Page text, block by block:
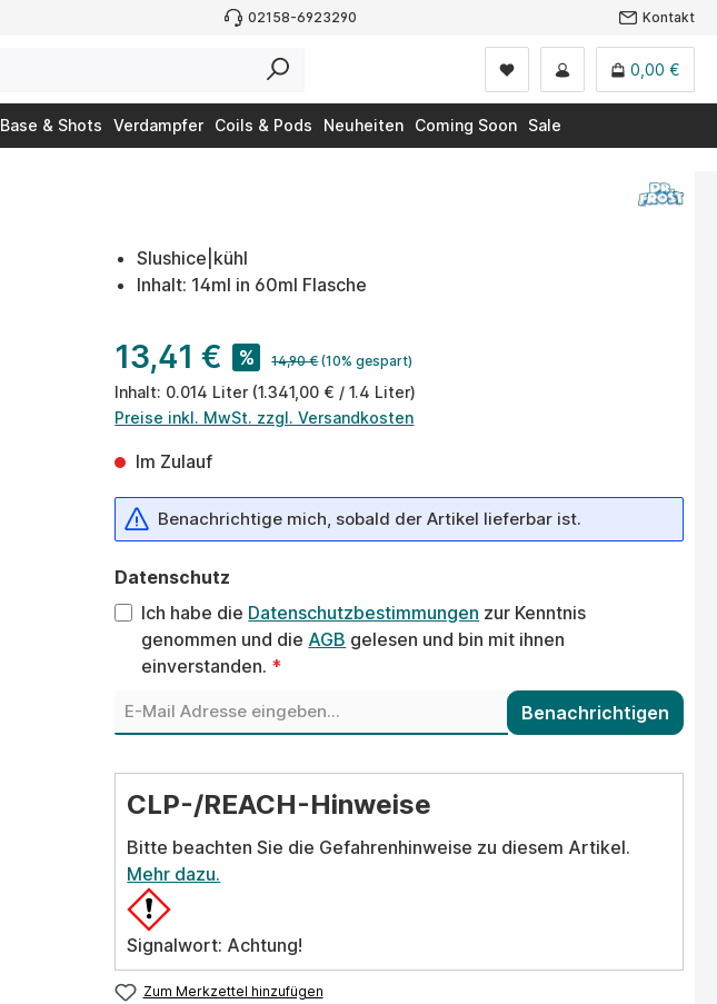
02158-6923290 Kontakt
0,00 €
Base & Shots Verdampfer Coils & Pods Neuheiten Coming Soon
Sale
Slushice|kühl
Inhalt: 14ml in 60ml Flasche
13,41 € % 14,90 € (10% gespart)
Inhalt: 0.014 Liter (1.341,00 € / 1.4 Liter)
Preise inkl. MwSt. zzgl. Versandkosten
Im Zulauf
Benachrichtige mich, sobald der Artikel lieferbar ist.
Datenschutz
Ich habe die Datenschutzbestimmungen zur Kenntnis
genommen und die AGB gelesen und bin mit ihnen
einverstanden. *
Benachrichtigen
CLP-/REACH-Hinweise
Bitte beachten Sie die Gefahrenhinweise zu diesem Artikel.
Mehr dazu.
Signalwort: Achtung!
Zum Merkzettel hinzufügen